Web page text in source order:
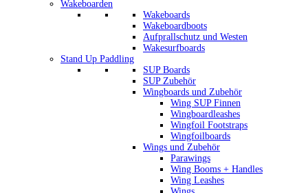
Wakeboarden
Wakeboards
Wakeboardboots
Aufprallschutz und Westen
Wakesurfboards
Stand Up Paddling
SUP Boards
SUP Zubehör
Wingboards und Zubehör
Wing SUP Finnen
Wingboardleashes
Wingfoil Footstraps
Wingfoilboards
Wings und Zubehör
Parawings
Wing Booms + Handles
Wing Leashes